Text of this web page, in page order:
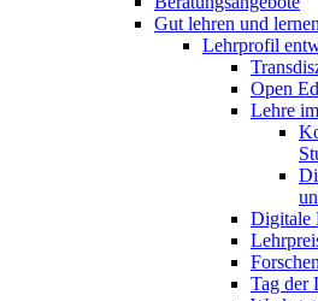
Gut lehren und lernen
Lehrprofil
Open
Lehre
Digitale
Tag der